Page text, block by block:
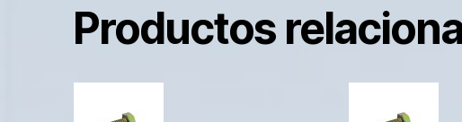
Productos